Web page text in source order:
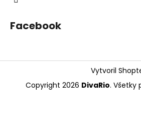
Facebook
Vytvoril
Copyright 2026 DivaRio. Všetky